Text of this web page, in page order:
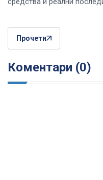
Прочети
Коментари (0)